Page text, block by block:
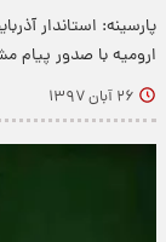
پارسینه: استاندار
ارومیه با صدور پیام
۲۶ آبان ۱۳۹۷